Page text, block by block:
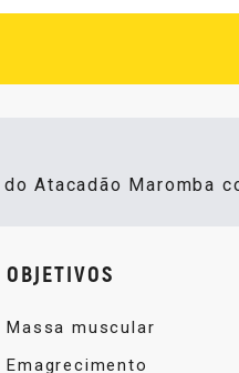
Atacadão Maromba
OBJETIVOS
Massa muscular
Emagrecimento